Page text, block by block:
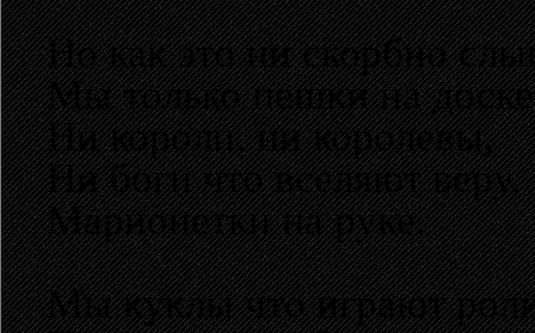
Но как это ни скорбно
Мы только пешки на
Ни короли, ни королевы,
Ни боги что вселяют веру,
Марионетки на руке.
Мы куклы что играют